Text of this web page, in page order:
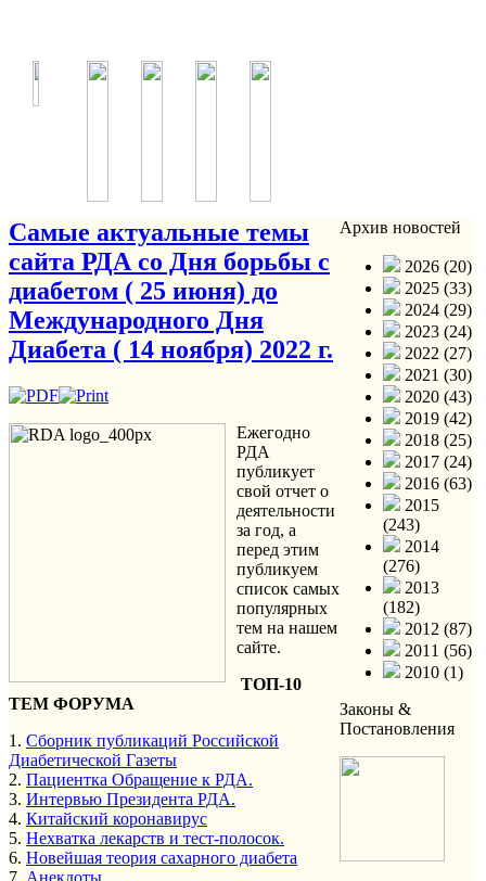
Самые актуальные темы
сайта РДА со Дня борьбы с
диабетом ( 25 июня) до
Международного Дня
Диабета ( 14 ноября) 2022 г.
Ежегодно
РДА
публикует
свой отчет о
деятельности
за год, а
перед этим
публикуем
список самых
популярных
тем на нашем
сайте.
ТОП-10
ТЕМ ФОРУМА
1. Сборник публикаций Российской
Диабетической Газеты
2. Пациентка Обращение к РДА.
3. Интервью Президента РДА.
4. Китайский коронавирус
5. Нехватка лекарств и тест-полосок.
6. Новейшая теория сахарного диабета
7. Анекдоты
Архив новостей
2026 (20)
2025 (33)
2024 (29)
2023 (24)
2022 (27)
2021 (30)
2020 (43)
2019 (42)
2018 (25)
2017 (24)
2016 (63)
2015
(243)
2014
(276)
2013
(182)
2012 (87)
2011 (56)
2010 (1)
Законы &
Постановления